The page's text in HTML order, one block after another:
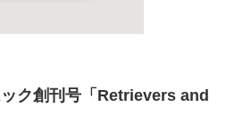
ク創刊号「Retrievers and